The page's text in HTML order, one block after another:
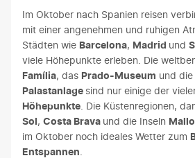
Im Oktober nach Spanien reisen
mit einer angenehmen und ruhigen
Städten wie Barcelona, Madrid und
viele Höhepunkte erleben. Die
Família, das Prado-Museum und die
Palastanlage sind nur einige der
Höhepunkte . Die Küstenregionen,
Sol, Costa Brava und die Inseln
im Oktober noch ideales Wetter zum
Entspannen